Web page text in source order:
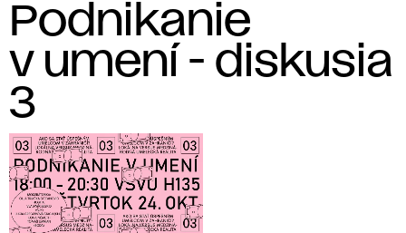
Podnikanie
v umení - diskusia
3